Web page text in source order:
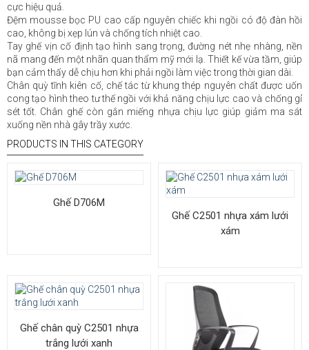
cực hiệu quả.
Đệm mousse bọc PU cao cấp nguyên chiếc khi ngồi có độ đàn hồi
cao, không bị xẹp lún và chống tích nhiệt cao.
Tay ghế vịn cố định tạo hình sang trọng, đường nét nhẹ nhàng, nền
nã mang đến một nhãn quan thẩm mỹ mới lạ. Thiết kế vừa tầm, giúp
bạn cảm thấy dễ chịu hơn khi phải ngồi làm việc trong thời gian dài.
Chân quỳ tĩnh kiên cố, chế tác từ khung thép nguyên chất được uốn
cong tạo hình theo tư thế ngồi với khả năng chịu lực cao và chống gỉ
sét tốt. Chân ghế còn gắn miếng nhựa chịu lực giúp giảm ma sát
xuống nền nhà gây trầy xước.
PRODUCTS IN THIS CATEGORY
Ghế D706M
Ghế C2501 nhựa xám lưới
xám
Ghế chân quỳ C2501 nhựa
trắng lưới xanh